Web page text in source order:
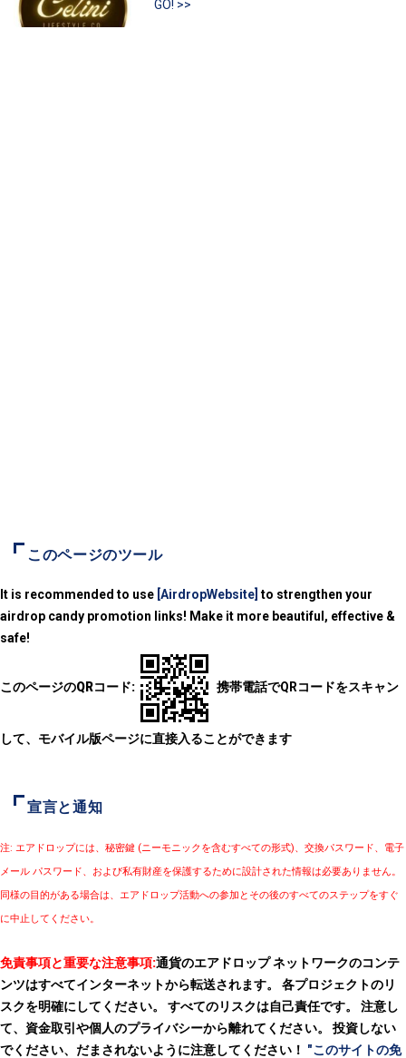
GO! >>
このページのツール
It is recommended to use [AirdropWebsite] to strengthen your
airdrop candy promotion links! Make it more beautiful, effective &
safe!
このページのQRコード: 携帯電話でQRコードをスキャン
して、モバイル版ページに直接入ることができます
宣言と通知
注: エアドロップには、秘密鍵 (ニーモニックを含むすべての形式)、交換パスワード、電子
メール パスワード、および私有財産を保護するために設計された情報は必要ありません。
同様の目的がある場合は、エアドロップ活動への参加とその後のすべてのステップをすぐ
に中止してください。
免責事項と重要な注意事項:通貨のエアドロップ ネットワークのコンテ
ンツはすべてインターネットから転送されます。 各プロジェクトのリ
スクを明確にしてください。 すべてのリスクは自己責任です。 注意し
て、資金取引や個人のプライバシーから離れてください。 投資しない
でください、だまされないように注意してください！ "このサイトの免